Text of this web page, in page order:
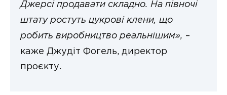
Джерсі продавати складно. На півночі
штату ростуть цукрові клени, що
робить виробництво реальнішим», –
каже Джудіт Фогель, директор
проєкту.